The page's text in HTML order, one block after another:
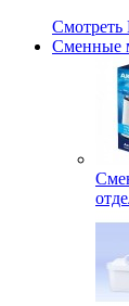
Смотреть
Сменные